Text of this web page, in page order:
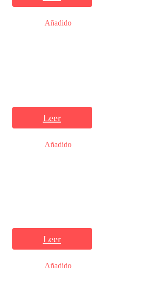
Añadido
Leer
Añadido
Leer
Añadido